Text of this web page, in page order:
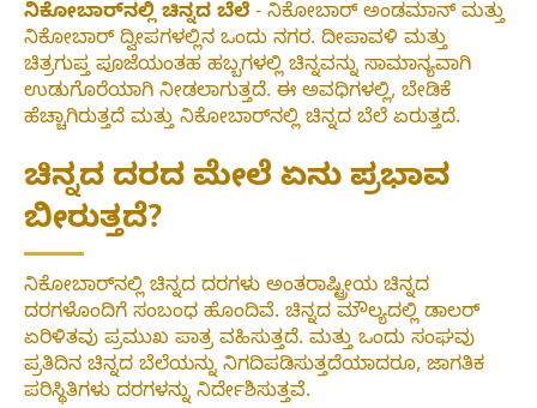
ನಿಕೋಬಾರ್‌ನಲ್ಲಿ ಚಿನ್ನದ ಬೆಲೆ - ನಿಕೋಬಾರ್ ಅಂಡಮಾನ್ ಮತ್ತು
ನಿಕೋಬಾರ್ ದ್ವೀಪಗಳಲ್ಲಿನ ಒಂದು ನಗರ. ದೀಪಾವಳಿ ಮತ್ತು
ಚಿತ್ರಗುಪ್ತ ಪೂಜೆಯಂತಹ ಹಬ್ಬಗಳಲ್ಲಿ ಚಿನ್ನವನ್ನು ಸಾಮಾನ್ಯವಾಗಿ
ಉಡುಗೊರೆಯಾಗಿ ನೀಡಲಾಗುತ್ತದೆ. ಈ ಅವಧಿಗಳಲ್ಲಿ, ಬೇಡಿಕೆ
ಹೆಚ್ಚಾಗಿರುತ್ತದೆ ಮತ್ತು ನಿಕೋಬಾರ್‌ನಲ್ಲಿ ಚಿನ್ನದ ಬೆಲೆ ಏರುತ್ತದೆ.
ಚಿನ್ನದ ದರದ ಮೇಲೆ ಏನು ಪ್ರಭಾವ
ಬೀರುತ್ತದೆ?
ನಿಕೋಬಾರ್‌ನಲ್ಲಿ ಚಿನ್ನದ ದರಗಳು ಅಂತರಾಷ್ಟ್ರೀಯ ಚಿನ್ನದ
ದರಗಳೊಂದಿಗೆ ಸಂಬಂಧ ಹೊಂದಿವೆ. ಚಿನ್ನದ ಮೌಲ್ಯದಲ್ಲಿ ಡಾಲರ್
ಏರಿಳಿತವು ಪ್ರಮುಖ ಪಾತ್ರ ವಹಿಸುತ್ತದೆ. ಮತ್ತು ಒಂದು ಸಂಘವು
ಪ್ರತಿದಿನ ಚಿನ್ನದ ಬೆಲೆಯನ್ನು ನಿಗದಿಪಡಿಸುತ್ತದೆಯಾದರೂ, ಜಾಗತಿಕ
ಪರಿಸ್ಥಿತಿಗಳು ದರಗಳನ್ನು ನಿರ್ದೇಶಿಸುತ್ತವೆ.